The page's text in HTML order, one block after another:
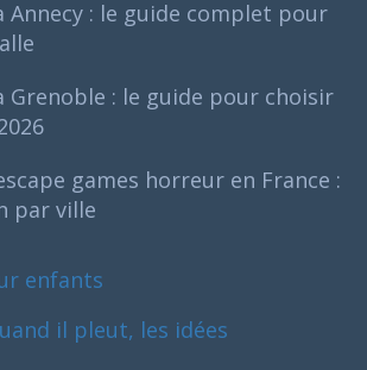
Annecy : le guide complet pour
Grenoble : le guide pour choisir
games horreur en France :
par ville
enfants
il pleut, les idées